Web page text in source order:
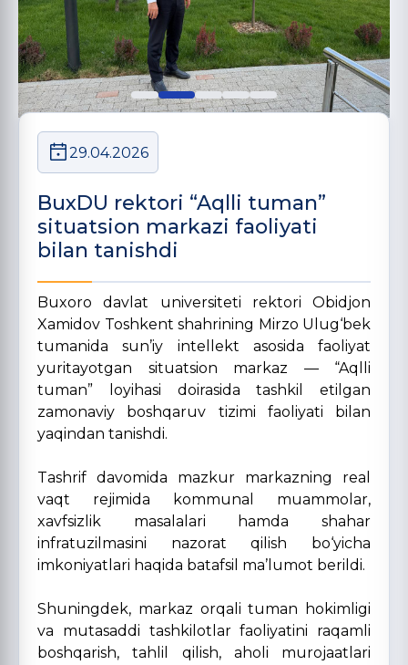
29.04.2026
BuxDU rektori “Aqlli tuman”
situatsion markazi faoliyati
bilan tanishdi
Buxoro davlat universiteti rektori Obidjon
Xamidov Toshkent shahrining Mirzo Ulug‘bek
tumanida sun’iy intellekt asosida faoliyat
yuritayotgan situatsion markaz — “Aqlli
tuman” loyihasi doirasida tashkil etilgan
zamonaviy boshqaruv tizimi faoliyati bilan
yaqindan tanishdi.
Tashrif davomida mazkur markazning real
vaqt rejimida kommunal muammolar,
xavfsizlik masalalari hamda shahar
infratuzilmasini nazorat qilish bo‘yicha
imkoniyatlari haqida batafsil ma’lumot berildi.
Shuningdek, markaz orqali tuman hokimligi
va mutasaddi tashkilotlar faoliyatini raqamli
boshqarish, tahlil qilish, aholi murojaatlari